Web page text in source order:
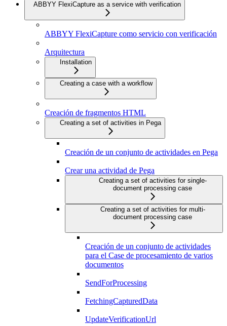
ABBYY FlexiCapture as a service with verification
ABBYY FlexiCapture como servicio con verificación
Arquitectura
Installation
Creating a case with a workflow
Creación de fragmentos HTML
Creating a set of activities in Pega
Creación de un conjunto de actividades en Pega
Crear una actividad de Pega
Creating a set of activities for single-
document processing case
Creating a set of activities for multi-
document processing case
Creación de un conjunto de actividades
para el Case de procesamiento de varios
documentos
SendForProcessing
FetchingCapturedData
UpdateVerificationUrl